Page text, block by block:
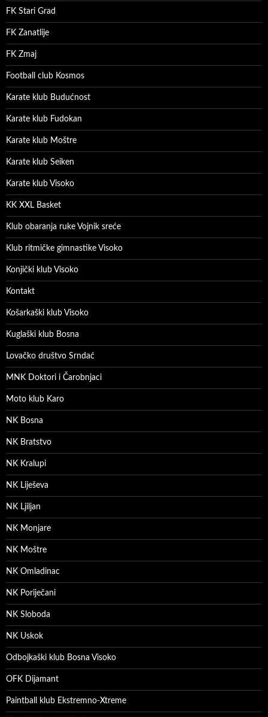
FK Stari Grad
FK Zanatlije
FK Zmaj
Football club Kosmos
Karate klub Budućnost
Karate klub Fudokan
Karate klub Moštre
Karate klub Seiken
Karate klub Visoko
KK XXL Basket
Klub obaranja ruke Vojnik sreće
Klub ritmičke gimnastike Visoko
Konjički klub Visoko
Kontakt
Košarkaški klub Visoko
Kuglaški klub Bosna
Lovačko društvo Srndać
MNK Doktori i Čarobnjaci
Moto klub Karo
NK Bosna
NK Bratstvo
NK Kralupi
NK Liješeva
NK Ljiljan
NK Monjare
NK Moštre
NK Omladinac
NK Poriječani
NK Sloboda
NK Uskok
Odbojkaški klub Bosna Visoko
OFK Dijamant
Paintball klub Ekstremno-Xtreme